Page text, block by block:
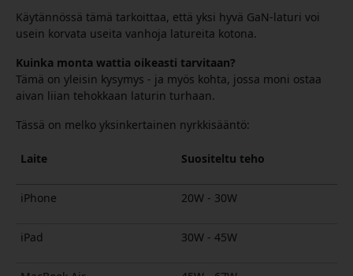
Käytännössä tämä tarkoittaa, että yksi hyvä GaN-laturi voi
usein korvata useita vanhoja latureita kotona.
Kuinka monta wattia oikeasti tarvitaan?
Tämä on yleisin kysymys - ja myös kohta, jossa moni ostaa
aivan liian tehokkaan laturin turhaan.
Tässä on melko yksinkertainen nyrkkisääntö:
Laite Suositeltu teho
iPhone 20W - 30W
iPad 30W - 45W